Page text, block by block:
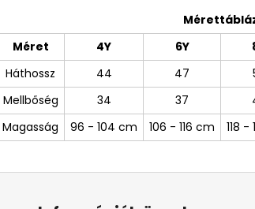
Méret
4Y 6Y
Háthossz
44 47
Mellbőség
34 37
Magasság
96 - 104 cm 106 - 116 cm 118 -